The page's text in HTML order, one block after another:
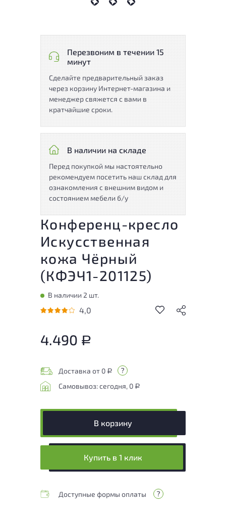
Перезвоним в течении 15
минут
Сделайте предварительный заказ
через корзину Интернет-магазина и
менеджер свяжется с вами в
кратчайшие сроки.
В наличии на складе
Перед покупкой мы настоятельно
рекомендуем посетить наш склад для
ознакомления с внешним видом и
состоянием мебели б/у
Конференц-кресло
Искусственная
кожа Чёрный
(КФЭЧ1-201125)
В наличии 2 шт.
4,0
4.490 Р
Доставка от 0 Р
Самовывоз: сегодня, 0 Р
В корзину
Купить в 1 клик
Доступные формы оплаты